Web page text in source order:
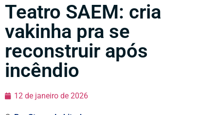
Teatro SAEM: cria
vakinha pra se
reconstruir após
incêndio
12 de janeiro de 2026